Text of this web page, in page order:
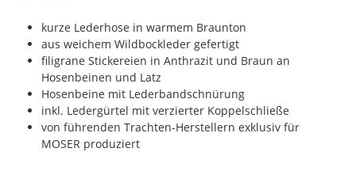
kurze Lederhose in warmem Braunton
aus weichem Wildbockleder gefertigt
filigrane Stickereien in Anthrazit und Braun an
Hosenbeinen und Latz
Hosenbeine mit Lederbandschnürung
inkl. Ledergürtel mit verzierter Koppelschließe
von führenden Trachten-Herstellern exklusiv für
MOSER produziert